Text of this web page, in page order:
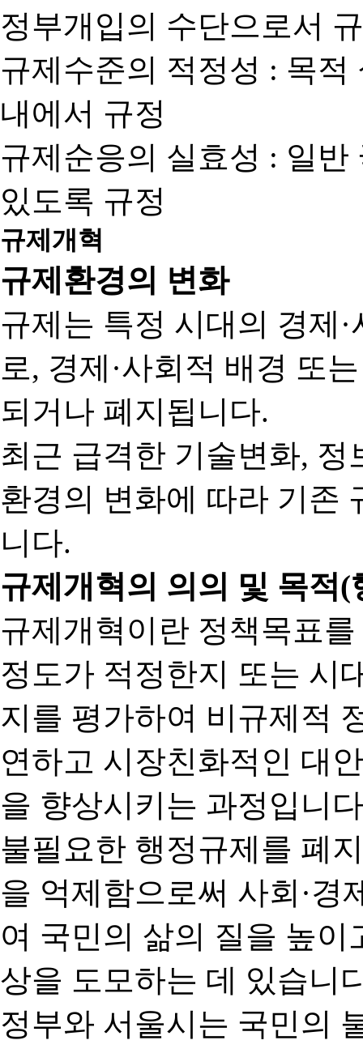
정부개입의 수단으로서
규제수준의 적정성 : 목
내에서 규정
규제순응의 실효성 : 일
있도록 규정
규제개혁
규제환경의 변화
규제는 특정 시대의 경제
로, 경제·사회적 배경 또
되거나 폐지됩니다.
최근 급격한 기술변화,
환경의 변화에 따라 기존
니다.
규제개혁의 의의 및 목적
규제개혁이란 정책목표
정도가 적정한지 또는 시
지를 평가하여 비규제적
연하고 시장친화적인 대
을 향상시키는 과정입니
불필요한 행정규제를 폐
을 억제함으로써 사회·경
여 국민의 삶의 질을 높
상을 도모하는 데 있습니
정부와 서울시는 국민의